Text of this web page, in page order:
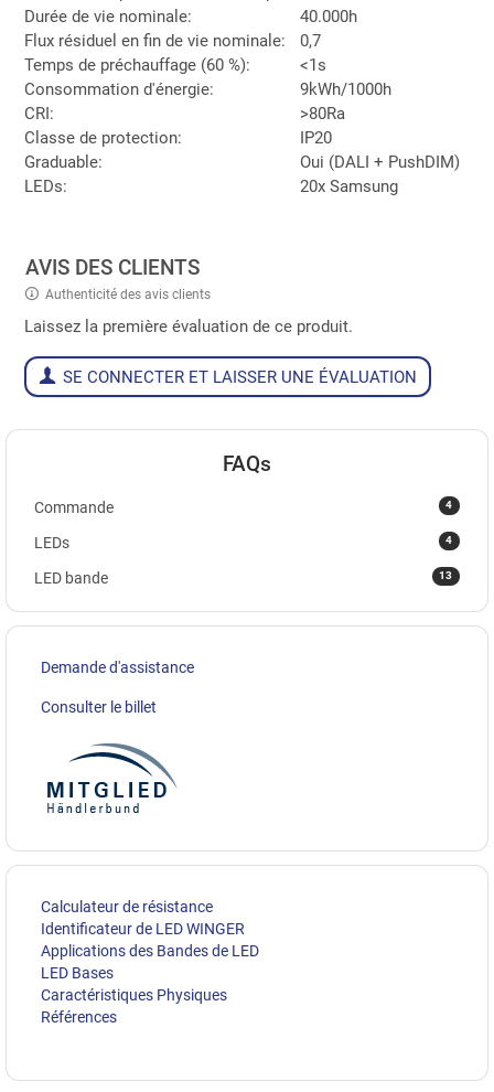
Durée de vie nominale:
40.000h
Flux résiduel en fin de vie nominale:
0,7
Temps de préchauffage (60 %):
<1s
Consommation d'énergie:
9kWh/1000h
CRI:
>80Ra
Classe de protection:
IP20
Graduable:
Oui (DALI + PushDIM)
LEDs:
20x Samsung
AVIS DES CLIENTS
Authenticité des avis clients
Laissez la première évaluation de ce produit.
SE CONNECTER ET LAISSER UNE ÉVALUATION
FAQs
4
Commande
4
LEDs
13
LED bande
Demande d'assistance
Consulter le billet
Calculateur de résistance
Identificateur de LED WINGER
Applications des Bandes de LED
LED Bases
Caractéristiques Physiques
Références